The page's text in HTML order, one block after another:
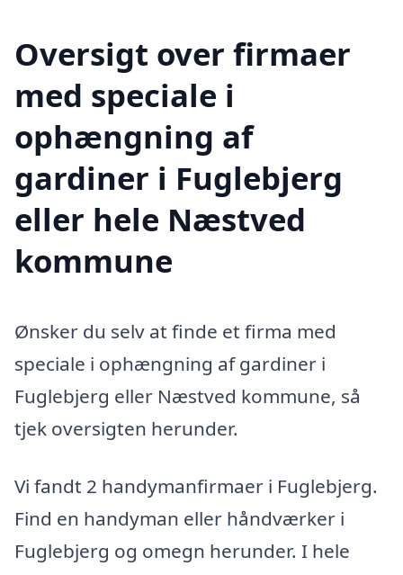
Oversigt over firmaer
med speciale i
ophængning af
gardiner i Fuglebjerg
eller hele Næstved
kommune
Ønsker du selv at finde et firma med
speciale i ophængning af gardiner i
Fuglebjerg eller Næstved kommune, så
tjek oversigten herunder.
Vi fandt 2 handymanfirmaer i Fuglebjerg.
Find en handyman eller håndværker i
Fuglebjerg og omegn herunder. I hele